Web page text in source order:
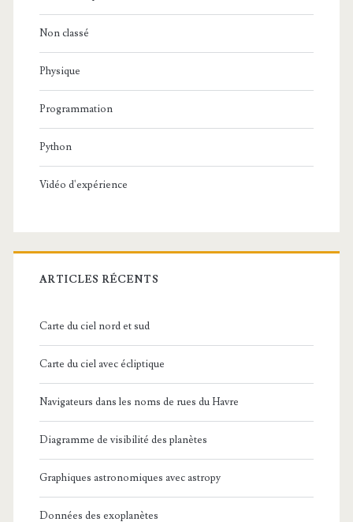
Non classé
Physique
Programmation
Python
Vidéo d'expérience
ARTICLES RÉCENTS
Carte du ciel nord et sud
Carte du ciel avec écliptique
Navigateurs dans les noms de rues du Havre
Diagramme de visibilité des planètes
Graphiques astronomiques avec astropy
Données des exoplanètes